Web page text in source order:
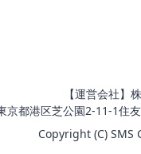
【運営会社】
都港区芝公園2-11-1住
Copyright (C) SMS